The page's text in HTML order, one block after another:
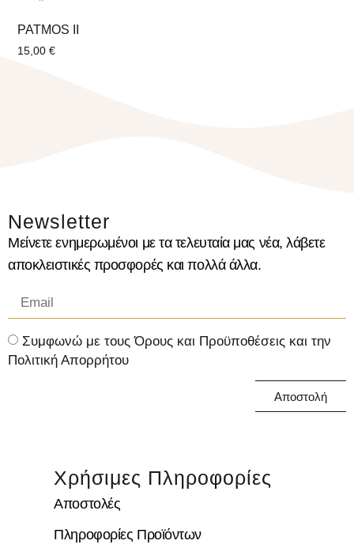
PATMOS II
15,00€
Newsletter
Μείνετε ενημερωμένοι με τα τελευταία μας νέα, λάβετε
αποκλειστικές προσφορές και πολλά άλλα.
Συμφωνώ με τους Όρους και Προϋποθέσεις και την
Πολιτική Απορρήτου
Αποστολή
Χρήσιμες Πληροφορίες
Αποστολές
Πληροφορίες Προϊόντων